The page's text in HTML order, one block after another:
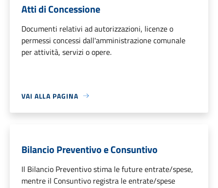
Atti di Concessione
Documenti relativi ad autorizzazioni, licenze o
permessi concessi dall'amministrazione comunale
per attività, servizi o opere.
VAI ALLA PAGINA
Bilancio Preventivo e Consuntivo
Il Bilancio Preventivo stima le future entrate/spese,
mentre il Consuntivo registra le entrate/spese